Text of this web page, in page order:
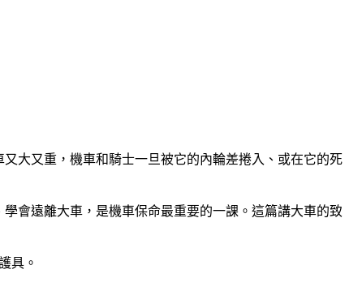
大又重，機車和騎士一旦被它的內輪差捲入、或在它的死
會遠離大車，是機車保命最重要的一課。這篇講大車的致
具。